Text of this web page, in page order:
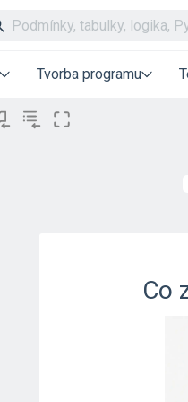
Tvorba programu
Co